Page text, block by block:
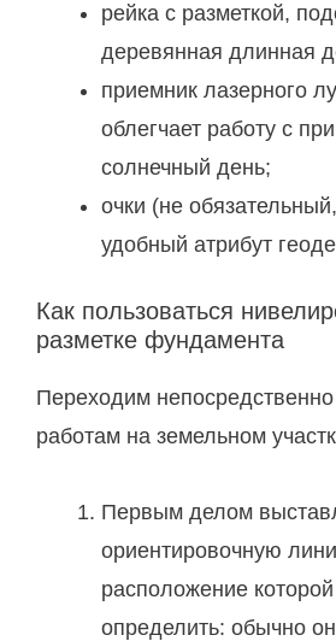
рейка с разметкой,
деревянная длинная
приемник лазерного
облегчает работу с
солнечный день;
очки (не
удобный атрибут
Как пользоваться
разметке фундамента
Переходим
работам на земельном
Первым делом
ориентировочную
расположение
определить: обычно